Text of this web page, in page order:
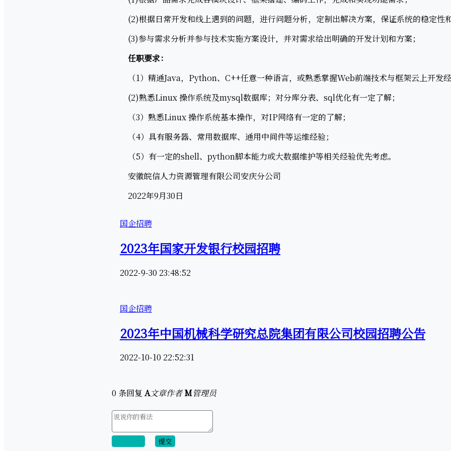
(2)根据日常开发和线上遇到的问题，进行问题分析，定制出解决方案，保证系统的稳定性和
(3)参与需求分析并参与技术实施方案设计，并对需求给出明确的开发计划和方案；
任职要求：
（1）精通Java，Python、C++任意一种语言，或熟悉掌握Web前端技术与框架云上开发经
(2)熟悉Linux 操作系统及mysql数据库；对分库分表、sql优化有一定了解；
（3）熟悉Linux 操作系统基本操作，对IP网络有一定的了解；
（4）具有服务器、常用数据库、通用中间件等运维经验；
（5）有一定的shell、python脚本能力或大数据维护等相关经验优先考虑。
安徽皖信人力资源管理有限公司安庆分公司
2022年9月30日
国企招聘
2023年国家开发银行校园招聘
2022-9-30 23:48:52
国企招聘
2023年中国机械科学研究总院集团有限公司校园招聘公告
2022-10-10 22:52:31
0 条回复 A文章作者 M管理员
提交